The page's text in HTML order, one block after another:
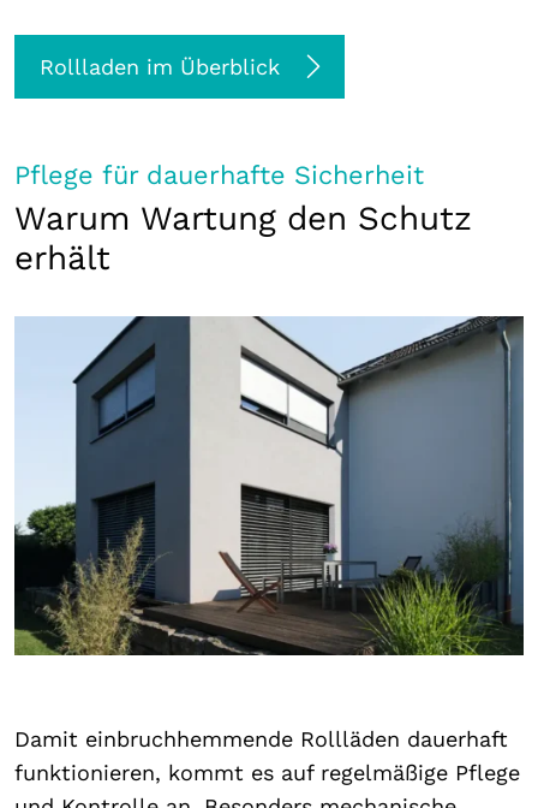
Rollladen im Überblick
Pflege für dauerhafte Sicherheit
Warum Wartung den Schutz
erhält
Damit einbruchhemmende Rollläden dauerhaft
funktionieren, kommt es auf regelmäßige Pflege